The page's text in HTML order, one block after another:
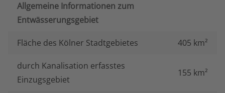
Allgemeine Informationen zum
Entwässerungsgebiet
Fläche des Kölner Stadtgebietes 405 km²
durch Kanalisation erfasstes
Einzugsgebiet
155 km²